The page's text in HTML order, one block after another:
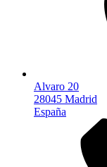
Alvaro 20
28045 Madrid
España